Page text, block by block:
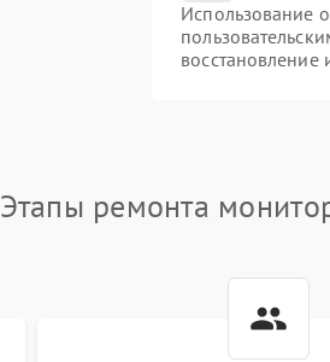
Использование
Этапы ремонта